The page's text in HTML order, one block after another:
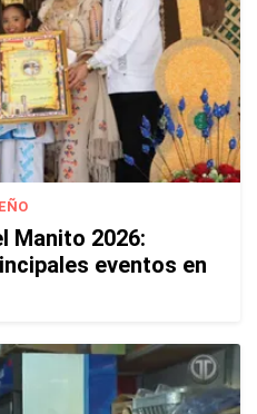
Manito 2026:
eventos en